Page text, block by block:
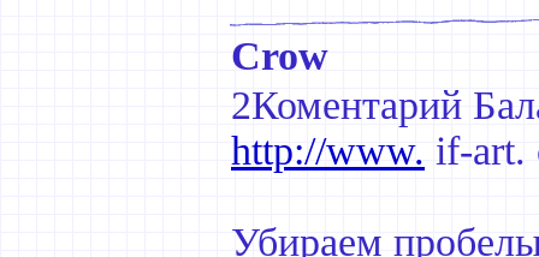
Crow
2Коментарий
http://www. if-art.
Убираем